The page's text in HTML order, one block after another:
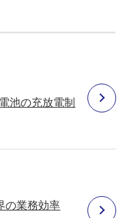
池の充放電制
の業務効率